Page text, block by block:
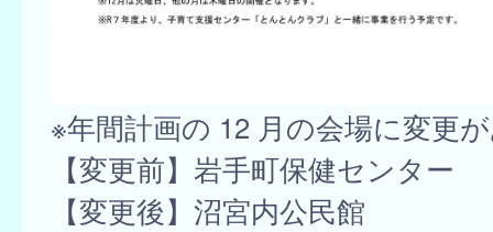
※年間計画の 12 月の会場に変更
【変更前】岩手町保健センター
【変更後】沼宮内公民館